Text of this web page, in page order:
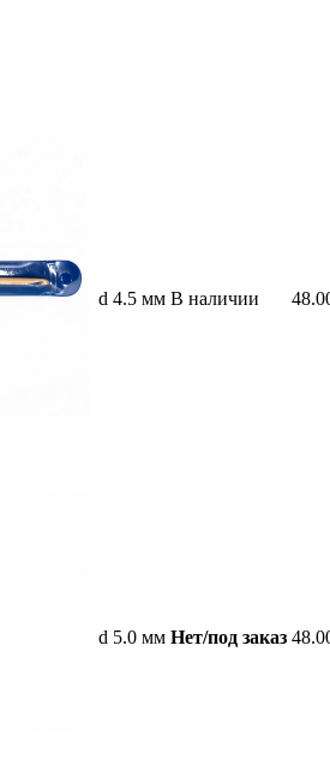
d 4.5 мм В наличии
d 5.0 мм Нет/под заказ